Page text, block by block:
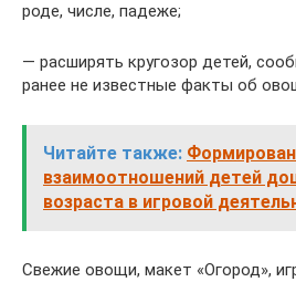
роде, числе, падеже;
— расширять кругозор детей,
ранее не известные факты об
Читайте также:
взаимоотношений детей
возраста в игровой
Свежие овощи, макет «Огород»,